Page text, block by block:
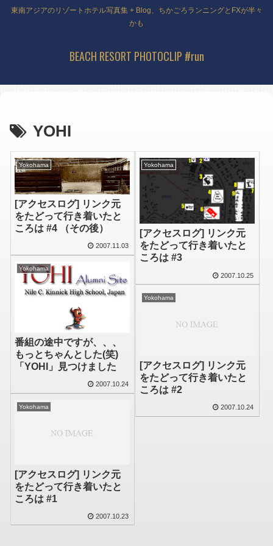
東南アジアのリゾートホテル写真集 + Blog、ちかごろランニングとFXが半々
かも
BEACH RESORT PHOTOCLIP #run
YOHI
Yokohama
[アクセスログ] リンク元
をたどって行き着いたと
ころは #4 （その後）
2007.11.03
Yokohama
[アクセスログ] リンク元
をたどって行き着いたと
ころは #3
2007.10.25
Yokohama
番組の途中ですが、、、
もっとちゃんとした(笑)
「YOHI」見つけました
2007.10.24
Yokohama
[アクセスログ] リンク元
をたどって行き着いたと
ころは #2
2007.10.24
Yokohama
[アクセスログ] リンク元
をたどって行き着いたと
ころは #1
2007.10.23